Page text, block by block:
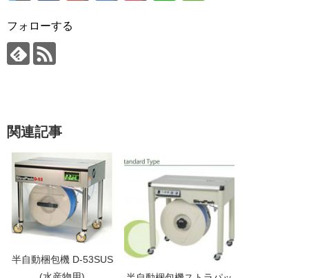
フォローする
関連記事
半自動梱包機 D-53SUS